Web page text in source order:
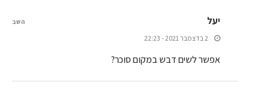
יעל
2 בדצמבר 2021 - 22:23
אפשר לשים דבש במקום סוכר?
השב